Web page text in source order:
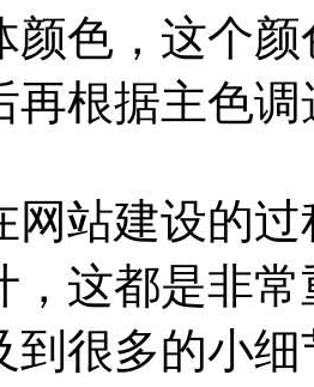
颜色，这个
再根据主色
建设的过
，这都是非
到很多的小